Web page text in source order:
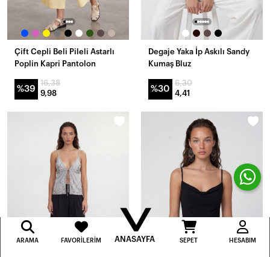
Çift Cepli Beli Pileli Astarlı
Poplin Kapri Pantolon
%39
16,38
9,98
Degaje Yaka İp Askılı Sandy
Kumaş Bluz
%30
6,30
4,41
ARAMA FAVORILERIM ANASAYFA SEPET HESABIM